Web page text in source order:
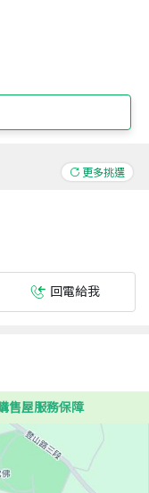
更多挑選
回電給我
售屋服務保障